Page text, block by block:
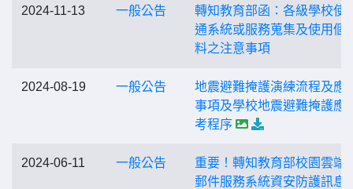
2024-11-13 一般公告
轉知教育部函：各級學校使
通系統或服務蒐集及使用個
料之注意事項
2024-08-19 一般公告
地震避難掩護演練流程及應
事項及學校地震避難掩護應
考程序
2024-06-11 一般公告
重要！轉知教育部校園雲端
郵件服務系統資安防護訊息